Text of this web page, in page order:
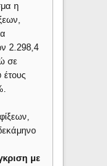
η
2.298,4
σε
έτους
με